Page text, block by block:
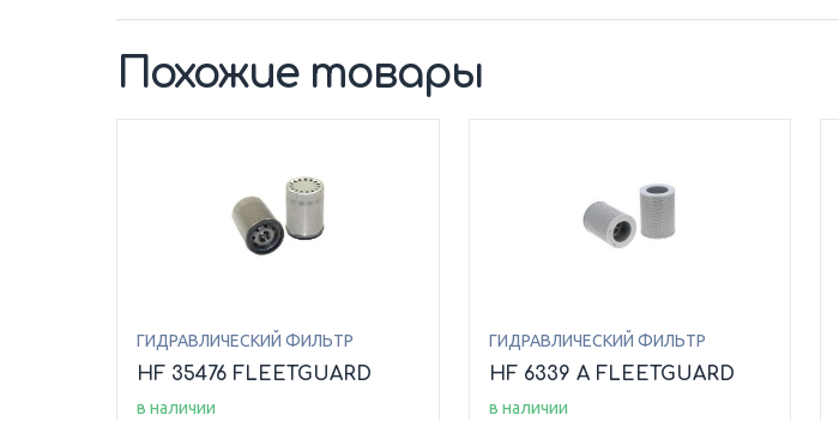
Похожие товары
ГИДРАВЛИЧЕСКИЙ ФИЛЬТР
HF 35476 FLEETGUARD
в наличии
ГИДРАВЛИЧЕСКИЙ ФИЛЬТР
HF 6339 A FLEETGUARD
в наличии